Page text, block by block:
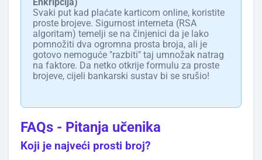
Svaki put kad plaćate karticom online, koristite
proste brojeve. Sigurnost interneta (RSA
algoritam) temelji se na činjenici da je lako
pomnožiti dva ogromna prosta broja, ali je
gotovo nemoguće "razbiti" taj umnožak natrag
na faktore. Da netko otkrije formulu za proste
brojeve, cijeli bankarski sustav bi se srušio!
FAQs - Pitanja učenika
Koji je najveći prosti broj?